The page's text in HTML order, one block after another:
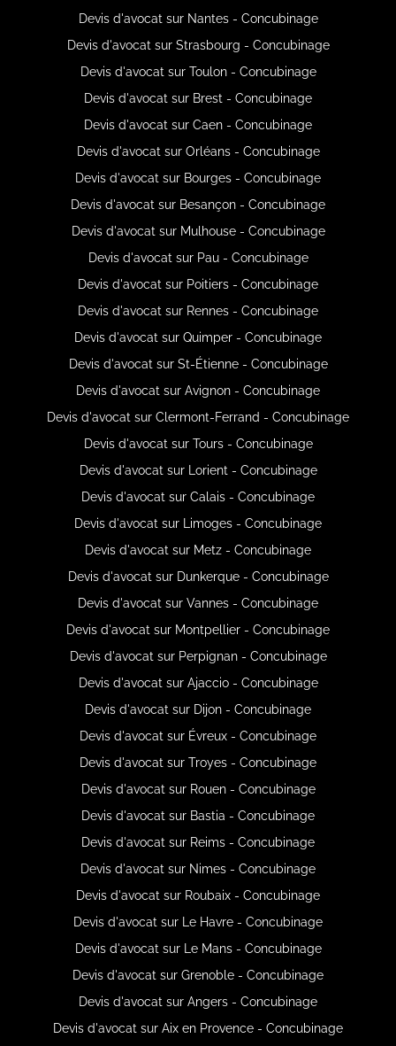
Devis d'avocat sur Nantes - Concubinage
Devis d'avocat sur Strasbourg - Concubinage
Devis d'avocat sur Toulon - Concubinage
Devis d'avocat sur Brest - Concubinage
Devis d'avocat sur Caen - Concubinage
Devis d'avocat sur Orléans - Concubinage
Devis d'avocat sur Bourges - Concubinage
Devis d'avocat sur Besançon - Concubinage
Devis d'avocat sur Mulhouse - Concubinage
Devis d'avocat sur Pau - Concubinage
Devis d'avocat sur Poitiers - Concubinage
Devis d'avocat sur Rennes - Concubinage
Devis d'avocat sur Quimper - Concubinage
Devis d'avocat sur St-Étienne - Concubinage
Devis d'avocat sur Avignon - Concubinage
Devis d'avocat sur Clermont-Ferrand - Concubinage
Devis d'avocat sur Tours - Concubinage
Devis d'avocat sur Lorient - Concubinage
Devis d'avocat sur Calais - Concubinage
Devis d'avocat sur Limoges - Concubinage
Devis d'avocat sur Metz - Concubinage
Devis d'avocat sur Dunkerque - Concubinage
Devis d'avocat sur Vannes - Concubinage
Devis d'avocat sur Montpellier - Concubinage
Devis d'avocat sur Perpignan - Concubinage
Devis d'avocat sur Ajaccio - Concubinage
Devis d'avocat sur Dijon - Concubinage
Devis d'avocat sur Évreux - Concubinage
Devis d'avocat sur Troyes - Concubinage
Devis d'avocat sur Rouen - Concubinage
Devis d'avocat sur Bastia - Concubinage
Devis d'avocat sur Reims - Concubinage
Devis d'avocat sur Nimes - Concubinage
Devis d'avocat sur Roubaix - Concubinage
Devis d'avocat sur Le Havre - Concubinage
Devis d'avocat sur Le Mans - Concubinage
Devis d'avocat sur Grenoble - Concubinage
Devis d'avocat sur Angers - Concubinage
Devis d'avocat sur Aix en Provence - Concubinage